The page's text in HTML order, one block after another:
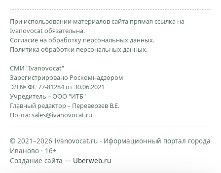
При использовании материалов сайта прямая ссылка на
Ivanovocat обязательна.
Согласие на обработку персональных данных.
Политика обработки персональных данных.
СМИ "Ivanovocat"
Зарегистрировано Роскомнадзором
ЭЛ № ФС 77-81284 от 30.06.2021
Учредитель – ООО "ИТБ"
Главный редактор – Переверзев В.Е.
Почта:sales@ivanovocat.ru
© 2021–2026 Ivanovocat.ru - Иформационный портал города
Иваново · 16+
Создание сайта — Uberweb.ru